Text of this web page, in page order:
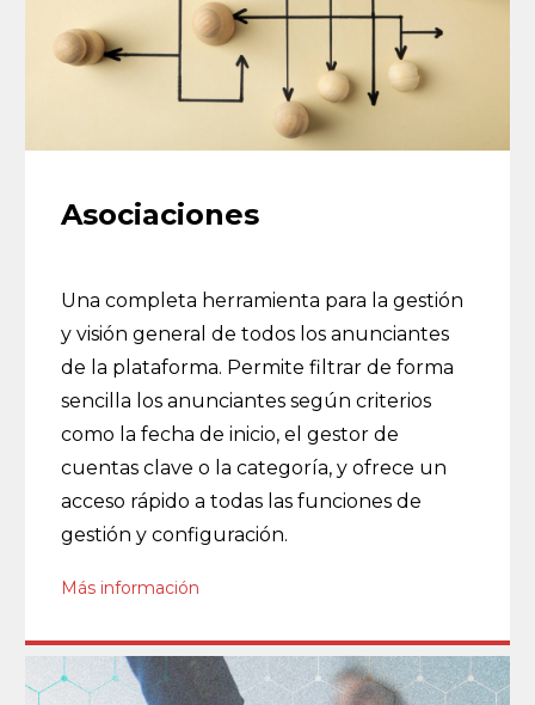
Asociaciones
Una completa herramienta para la gestión
y visión general de todos los anunciantes
de la plataforma. Permite filtrar de forma
sencilla los anunciantes según criterios
como la fecha de inicio, el gestor de
cuentas clave o la categoría, y ofrece un
acceso rápido a todas las funciones de
gestión y configuración.
Más información